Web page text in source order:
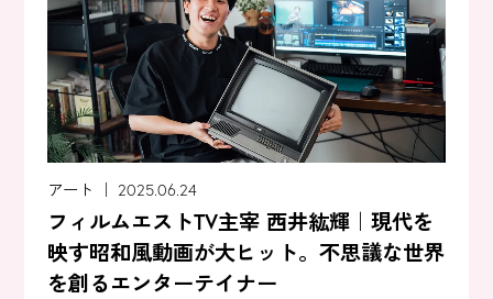
アート ｜ 2025.06.24
フィルムエストTV主宰 西井紘輝｜現代を
映す昭和風動画が大ヒット。不思議な世界
を創るエンターテイナー